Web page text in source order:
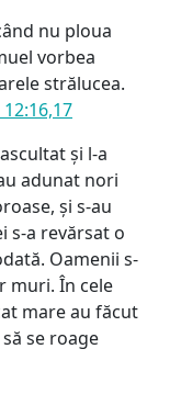
nu ploua
vorbea
strălucea.
și l-a
adunat nori
și s-au
s-a revărsat o
Oamenii s-
muri. În cele
mare au făcut
se roage